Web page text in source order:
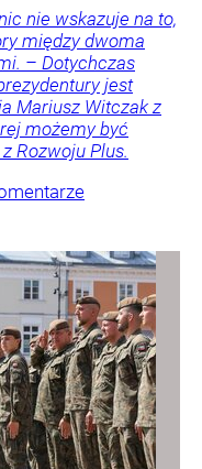
nie wskazuje na to,
między dwoma
– Dotychczas
jest
Mariusz Witczak z
możemy być
Rozwoju Plus.